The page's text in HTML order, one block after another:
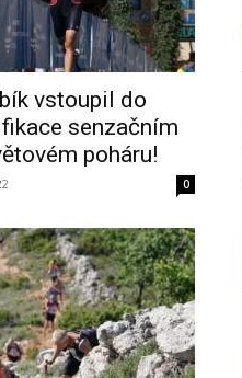
vstoupil do
senzačním
poháru!
0